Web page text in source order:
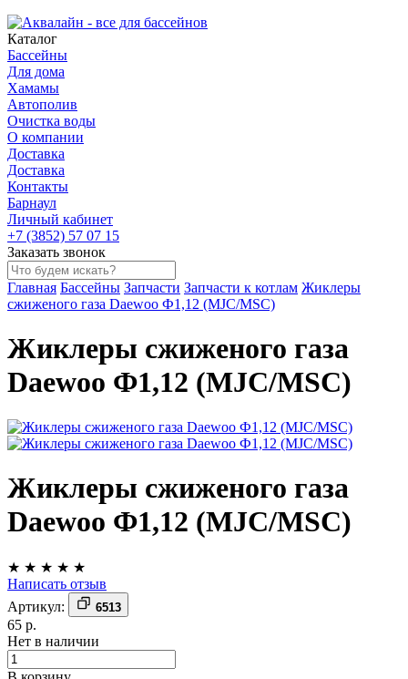
Каталог
Бассейны
Для дома
Хамамы
Автополив
Очистка воды
О компании
Доставка
Доставка
Контакты
Барнаул
Личный кабинет
+7 (3852) 57 07 15
Заказать звонок
Главная Бассейны Запчасти Запчасти к котлам Жиклеры
сжиженого газа Daewoo Ф1,12 (MJC/MSC)
Жиклеры сжиженого газа
Daewoo Ф1,12 (MJC/MSC)
Жиклеры сжиженого газа
Daewoo Ф1,12 (MJC/MSC)
★ ★ ★ ★ ★
Написать отзыв
Артикул:
6513
65 р.
Нет в наличии